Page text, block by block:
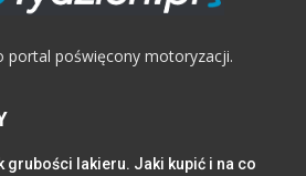
portal poświęcony motoryzacji.
grubości lakieru. Jaki kupić i na co